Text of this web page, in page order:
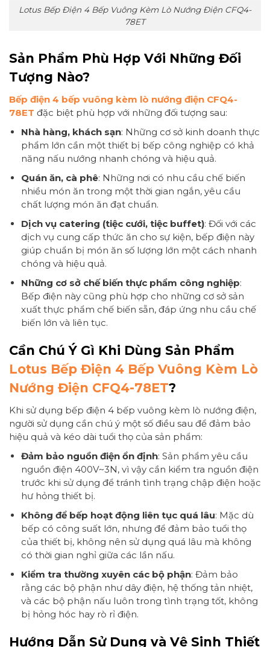
Lotus Bếp Điện 4 Bếp Vuông Kèm Lò Nướng Điện CFQ4-
78ET
Sản Phẩm Phù Hợp Với Những Đối
Tượng Nào?
Bếp điện 4 bếp vuông kèm lò nướng điện CFQ4-
78ET đặc biệt phù hợp với những đối tượng sau:
Nhà hàng, khách sạn: Những cơ sở kinh doanh thực
phẩm lớn cần một thiết bị bếp công nghiệp có khả
năng nấu nướng nhanh chóng và hiệu quả.
Quán ăn, cà phê: Những nơi có nhu cầu chế biến
nhiều món ăn trong một thời gian ngắn, yêu cầu
chất lượng món ăn đạt chuẩn.
Dịch vụ catering (tiệc cưới, tiệc buffet): Đối với các
dịch vụ cung cấp thức ăn cho sự kiện, bếp điện này
giúp chuẩn bị món ăn số lượng lớn một cách nhanh
chóng và hiệu quả.
Những cơ sở chế biến thực phẩm công nghiệp:
Bếp điện này cũng phù hợp cho những cơ sở sản
xuất thực phẩm chế biến sẵn, đáp ứng nhu cầu chế
biến lớn và liên tục.
Cần Chú Ý Gì Khi Dùng Sản Phẩm
Lotus Bếp Điện 4 Bếp Vuông Kèm Lò
Nướng Điện CFQ4-78ET?
Khi sử dụng bếp điện 4 bếp vuông kèm lò nướng điện,
người sử dụng cần chú ý một số điều sau để đảm bảo
hiệu quả và kéo dài tuổi thọ của sản phẩm:
Đảm bảo nguồn điện ổn định: Sản phẩm yêu cầu
nguồn điện 400V~3N, vì vậy cần kiểm tra nguồn điện
trước khi sử dụng để tránh tình trạng chập điện hoặc
hư hỏng thiết bị.
Không để bếp hoạt động liên tục quá lâu: Mặc dù
bếp có công suất lớn, nhưng để đảm bảo tuổi thọ
của thiết bị, không nên sử dụng quá lâu mà không
có thời gian nghỉ giữa các lần nấu.
Kiểm tra thường xuyên các bộ phận: Đảm bảo
rằng các bộ phận như dây điện, hệ thống tản nhiệt,
và các bộ phận nấu luôn trong tình trạng tốt, không
bị hỏng hóc hay rò rỉ điện.
Hướng Dẫn Sử Dụng và Vệ Sinh Thiết